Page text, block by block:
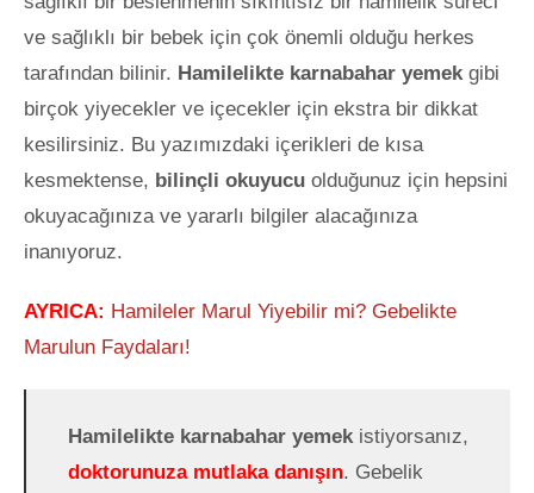
ve sağlıklı bir bebek için çok önemli olduğu herkes
tarafından bilinir. Hamilelikte karnabahar yemekgibi
birçok yiyecekler ve içecekler için ekstra bir dikkat
kesilirsiniz. Bu yazımızdaki içerikleri de kısa
kesmektense, bilinçli okuyucu olduğunuz için hepsini
okuyacağınıza ve yararlı bilgiler alacağınıza
inanıyoruz.
AYRICA: Hamileler Marul Yiyebilir mi? Gebelikte
Marulun Faydaları!
Hamilelikte karnabahar yemekistiyorsanız,
doktorunuza mutlaka danışın. Gebelik